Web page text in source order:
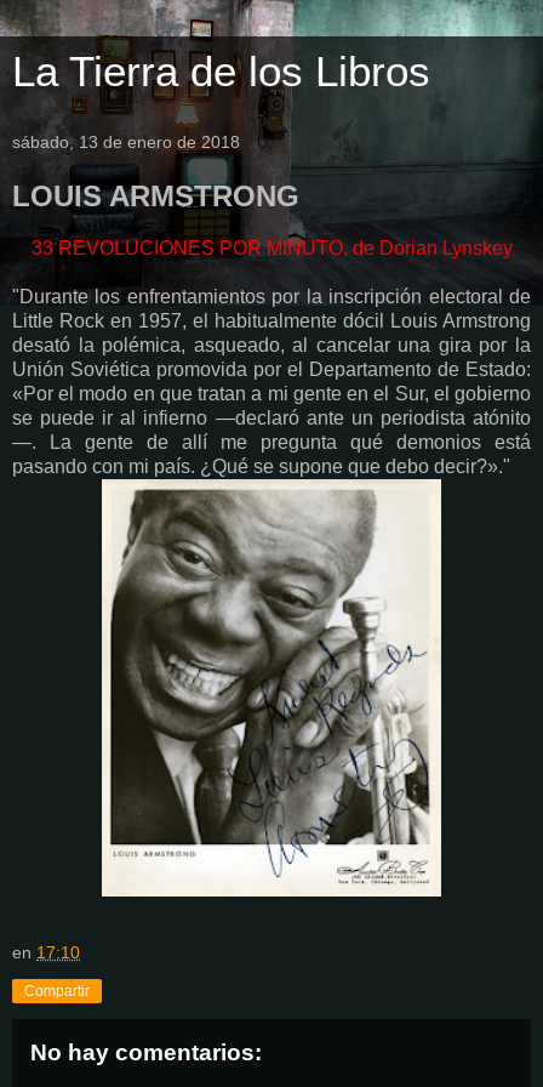
La Tierra de los Libros
sábado, 13 de enero de 2018
LOUIS ARMSTRONG
33 REVOLUCIONES POR MINUTO, de Dorian Lynskey
"Durante los enfrentamientos por la inscripción electoral de
Little Rock en 1957, el habitualmente dócil Louis Armstrong
desató la polémica, asqueado, al cancelar una gira por la
Unión Soviética promovida por el Departamento de Estado:
«Por el modo en que tratan a mi gente en el Sur, el gobierno
se puede ir al infierno —declaró ante un periodista atónito
—. La gente de allí me pregunta qué demonios está
pasando con mi país. ¿Qué se supone que debo decir?»."
en 17:10
Compartir
No hay comentarios: